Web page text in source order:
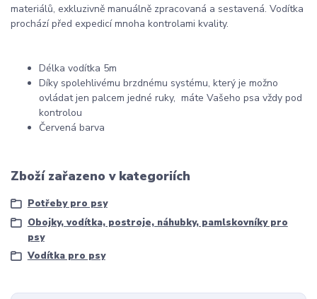
materiálů, exkluzivně manuálně zpracovaná a sestavená. Vodítka
prochází před expedicí mnoha kontrolami kvality.
Délka vodítka 5m
Díky spolehlivému brzdnému systému, který je možno
ovládat jen palcem jedné ruky, máte Vašeho psa vždy pod
kontrolou
Červená barva
Zboží zařazeno v kategoriích
Potřeby pro psy
Obojky, vodítka, postroje, náhubky, pamlskovníky pro
psy
Vodítka pro psy